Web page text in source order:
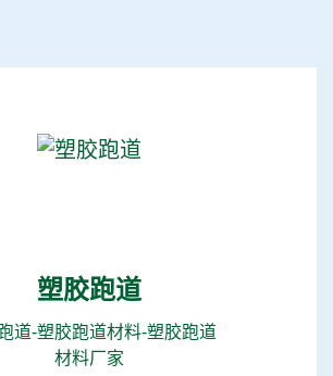
塑胶跑道
道-塑胶跑道材料-塑胶跑道
材料厂家